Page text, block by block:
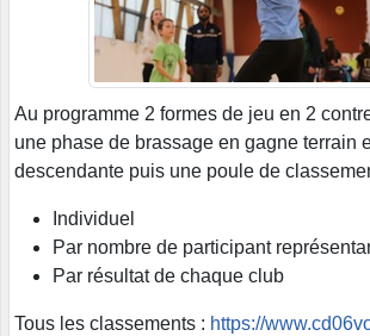
Au programme 2 formes de jeu en 2
une phase de brassage en gagne terrain
descendante puis une poule de
Individuel
Par nombre de participant
Par résultat de chaque club
Tous les classements : https://